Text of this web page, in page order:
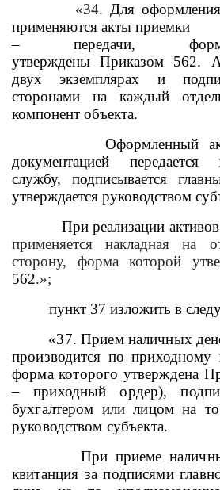
«34. Для
применяются акты приемки
– передачи,
утверждены Приказом 562.
двух экземплярах и
сторонами на каждый
компонент объекта.
Оформленный
документацией передается
службу, подписывается
утверждается руководством
При реализации активов
применяется накладная на
сторону, форма которой
562.»;
пункт 37 изложить в
«37. Прием наличных
производится по приходному
форма которого утверждена
– приходный ордер),
бухгалтером или лицом на
руководством субъекта.
При приеме
квитанция за подписями